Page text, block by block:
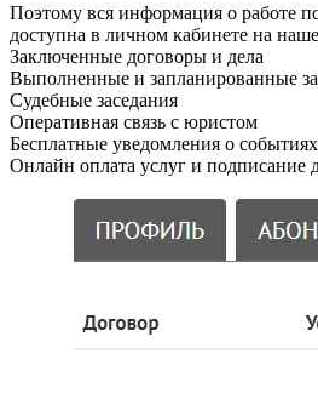
Поэтому вся информация о работе
доступна в личном кабинете на
Заключенные договоры и дела
Выполненные и запланированные
Судебные заседания
Оперативная связь с юристом
Бесплатные уведомления о
Онлайн оплата услуг и подписание